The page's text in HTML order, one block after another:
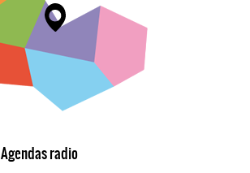
Agendas radio